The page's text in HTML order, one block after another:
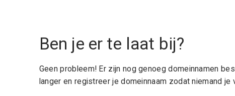
Ben je er te laat bij?
Geen probleem! Er zijn nog genoeg domeinnamen
langer en registreer je domeinnaam zodat niemand je